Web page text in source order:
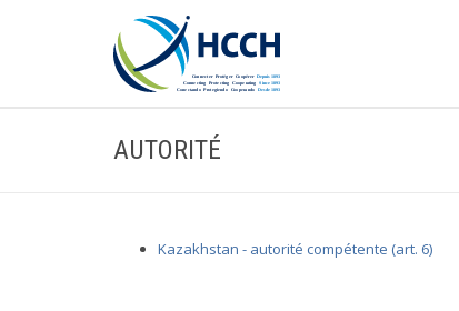
AUTORITÉ
Kazakhstan - autorité compétente (art. 6)